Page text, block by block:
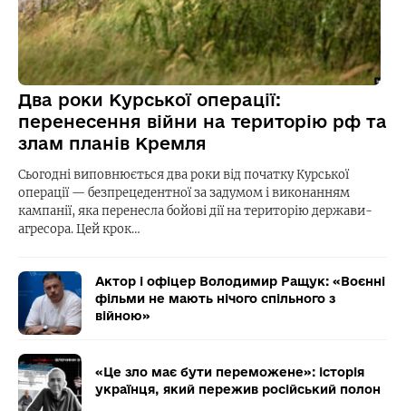
Два роки Курської операції:
перенесення війни на територію рф та
злам планів Кремля
Сьогодні виповнюється два роки від початку Курської
операції — безпрецедентної за задумом і виконанням
кампанії, яка перенесла бойові дії на територію держави-
агресора. Цей крок…
Актор і офіцер Володимир Ращук: «Воєнні
фільми не мають нічого спільного з
війною»
«Це зло має бути переможене»: історія
українця, який пережив російський полон